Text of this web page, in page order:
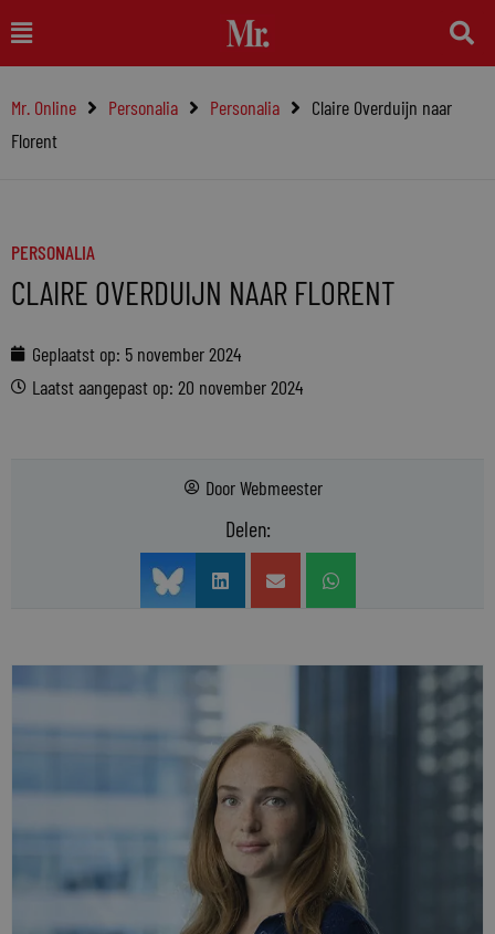
naar
inhoud
Main
Menu
Mr. Online Personalia Personalia
Claire Overduijn naar
Florent
PERSONALIA
CLAIRE OVERDUIJN NAAR FLORENT
Geplaatst op: 5 november 2024
Laatst aangepast op: 20 november 2024
DoorWebmeester
Delen: